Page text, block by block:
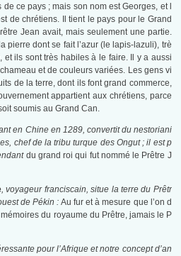
ce pays ; mais son nom est Georges, et l
de chrétiens. Il tient le pays pour le Grand
Jean avait, mais seulement une partie.
pierre dont se fait l’azur (le lapis-lazuli), trè
ils sont très habiles à le faire. Il y a aussi
et de couleurs variées. Les gens vi
de la terre, dont ils font grand commerce,
appartient aux chrétiens, parce
soumis au Grand Can.
en Chine en 1289, convertit du nestoriani
chef de la tribu turque des Ongut ; il est p
du grand roi qui fut nommé le Prêtre J
, voyageur franciscain, situe la terre du Prêtr
de Pékin :Au fur et à mesure que l’on d
du royaume du Prêtre, jamais le P
pour l’Afrique et notre concept d’an